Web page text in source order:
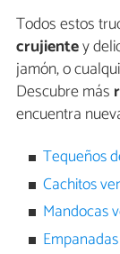
Todos estos
crujientey
jamón, o
Descubre más
encuentra
Tequeños
Cachitos
Mandocas